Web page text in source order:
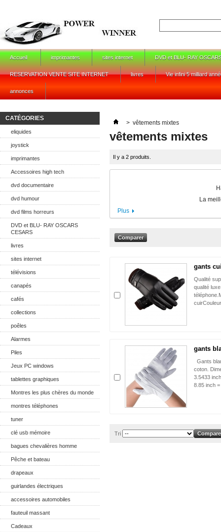
Accueil imprimantes sites internet DVD et BLU- RAY
RESERVATION VENTE SITE INTERNET livres Vie infini 5 milliard
annonces
CATÉGORIES
eliquides
joystick
imprimantes
Accessoires high tech
dvd documentaire
dvd humour
dvd films horreurs
DVD et BLU- RAY OSCARS
CESARS
livres
sites internet
télévisions
canapés
cafés
collections
poêles
Alarmes
Piles
Jeux PC windows
tablettes graphiques
Montres les plus chères du monde
montres téléphones
tuner
clé usb mémoire
bagues chevalières homme
Pêche et bateau
drapeaux
guirlandes électriques
accessoires automobiles
fauteuil massant
Cadeaux
> vêtements mixtes
vêtements mixtes
Il y a 2 produits.
La
Plus
gants
Qualité
qualité
gants
Gants
coton.
3.5433
8.85 inch
Tri